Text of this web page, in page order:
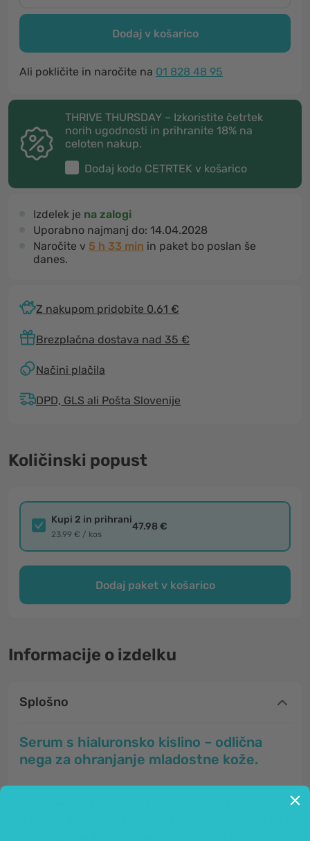
Dodaj v košarico
Ali pokličite in naročite na 01 828 48 95
THRIVE THURSDAY – Izkoristite četrtek
norih ugodnosti in prihranite 18% na
celoten nakup.
Dodaj kodo CETRTEK v košarico
Izdelek je na zalogi
Uporabno najmanj do: 14.04.2028
Naročite v 5 h 33 min in paket bo poslan še
danes.
Z nakupom pridobite 0.61 €
Brezplačna dostava nad 35 €
Načini plačila
DPD, GLS ali Pošta Slovenije
Količinski popust
Kupi 2 in prihrani
23.99 € / kos
47.98 €
Dodaj paket v košarico
Informacije o izdelku
Splošno
Serum s hialuronsko kislino – odlična
nega za ohranjanje mladostne kože.
se nahaja v številnih telesnih